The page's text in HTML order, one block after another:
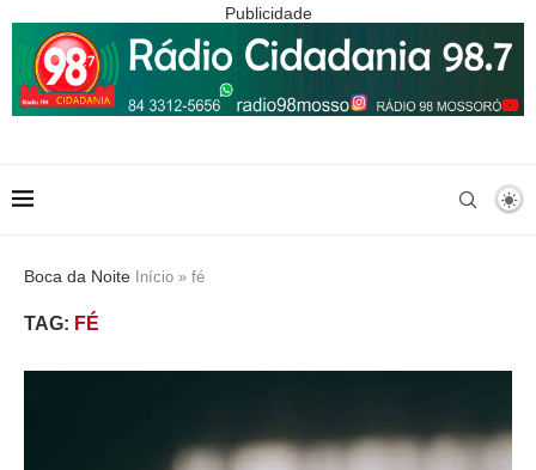
Publicidade
Boca da Noite Início » fé
TAG: FÉ